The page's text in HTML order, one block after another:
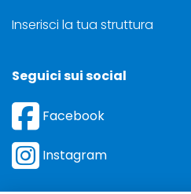
Inserisci la tua struttura
Seguici sui social
Facebook
Instagram